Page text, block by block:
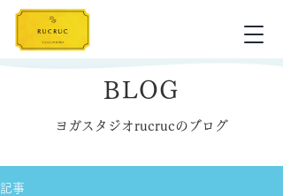
BLOG
ヨガスタジオrucrucのブログ
記事